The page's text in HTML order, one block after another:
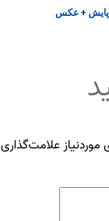
پایش + عکس
علامت‌گذاری